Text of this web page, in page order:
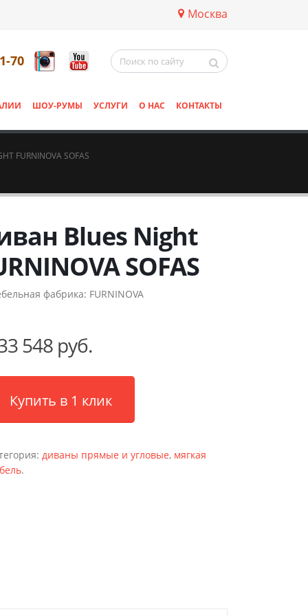
Москва
70
ШОУ-РУМЫ УСЛУГИ О НАС КОНТАКТЫ
FURNINOVA SOFAS
Blues Night
SOFAS
фабрика: FURNINOVA
548 руб.
Купить в 1 клик
диваны прямые и угловые, мягкая
.